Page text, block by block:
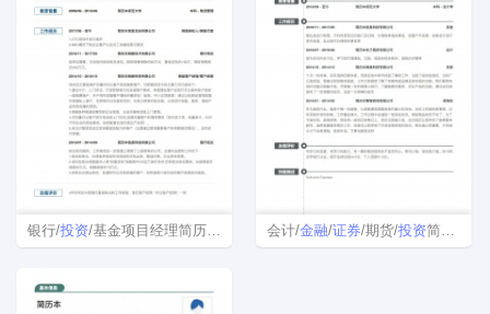
银行/投资/基金项目经理简历模板 会计/金融/证券/期货/投资简历模板